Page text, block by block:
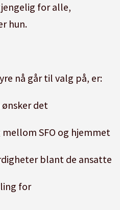
for alle,
hun.
nå går til valg på, er:
det
SFO og hjemmet
blant de ansatte
for